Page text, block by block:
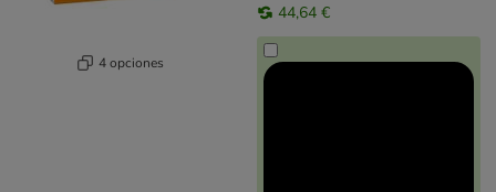
4 opciones
44,64 €